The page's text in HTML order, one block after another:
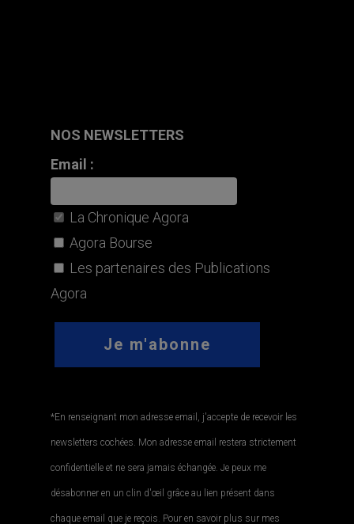
NOS NEWSLETTERS
Email :
La Chronique Agora
Agora Bourse
Les partenaires des Publications
Agora
*En renseignant mon adresse email, j'accepte de recevoir les
newsletters cochées. Mon adresse email restera strictement
confidentielle et ne sera jamais échangée. Je peux me
désabonner en un clin d'œil grâce au lien présent dans
chaque email que je reçois. Pour en savoir plus sur mes